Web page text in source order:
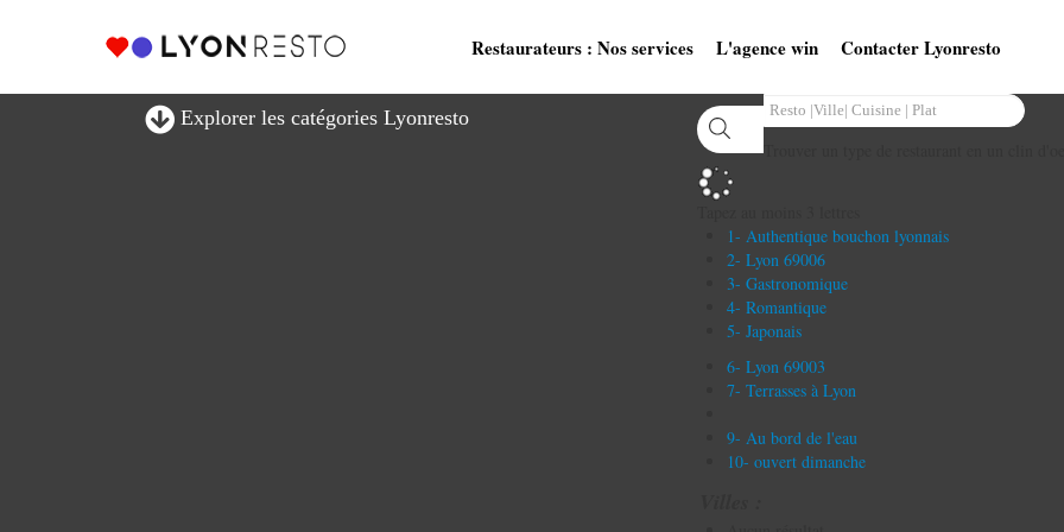
Restaurateurs : Nos services L'agence win Contacter Lyonresto
Explorer les catégories Lyonresto
1- Authentique bouchon lyonnais
2- Lyon 69006
3- Gastronomique
4- Romantique
5- Japonais
6- Lyon 69003
7- Terrasses à Lyon
9- Au bord de l'eau
10- ouvert dimanche